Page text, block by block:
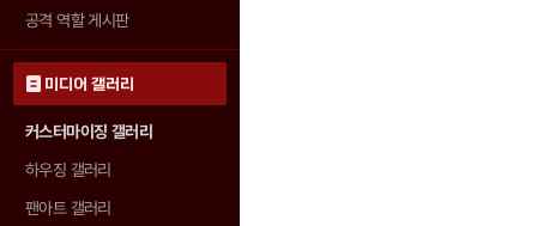
공격 역할 게시판
미디어 갤러리
커스터마이징 갤러리
하우징 갤러리
팬아트 갤러리